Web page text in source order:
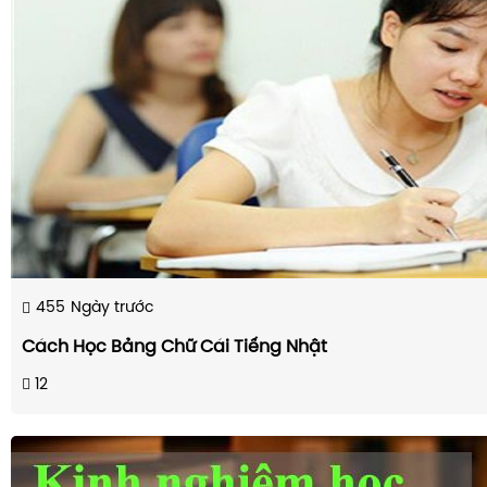
455 Ngày trước
Cách Học Bảng Chữ Cái Tiếng Nhật
12